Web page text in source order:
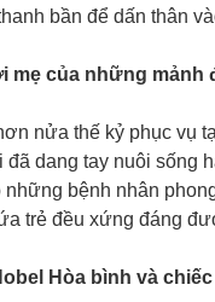
bần để dấn thân
mẹ của những mảnh
nửa thế kỷ phục vụ
đã dang tay nuôi sống
những bệnh nhân
trẻ đều xứng đáng
Hòa bình và